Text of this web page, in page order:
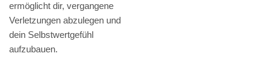
ermöglicht dir, vergangene
Verletzungen abzulegen und
dein Selbstwertgefühl
aufzubauen.